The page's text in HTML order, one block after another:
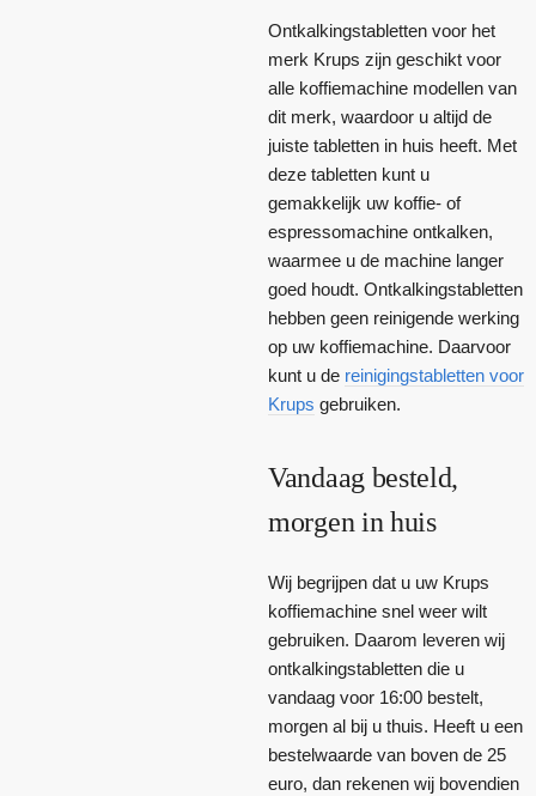
Ontkalkingstabletten voor het
merk Krups zijn geschikt voor
alle koffiemachine modellen van
dit merk, waardoor u altijd de
juiste tabletten in huis heeft. Met
deze tabletten kunt u
gemakkelijk uw koffie- of
espressomachine ontkalken,
waarmee u de machine langer
goed houdt. Ontkalkingstabletten
hebben geen reinigende werking
op uw koffiemachine. Daarvoor
kunt u de reinigingstabletten voor
Krups gebruiken.
Vandaag besteld,
morgen in huis
Wij begrijpen dat u uw Krups
koffiemachine snel weer wilt
gebruiken. Daarom leveren wij
ontkalkingstabletten die u
vandaag voor 16:00 bestelt,
morgen al bij u thuis. Heeft u een
bestelwaarde van boven de 25
euro, dan rekenen wij bovendien